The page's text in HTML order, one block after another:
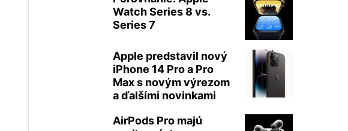
Watch Series 8 vs.
Series 7
Apple predstavil nový
iPhone 14 Pro a Pro
Max s novým výrezom
a ďalšími novinkami
AirPods Pro majú